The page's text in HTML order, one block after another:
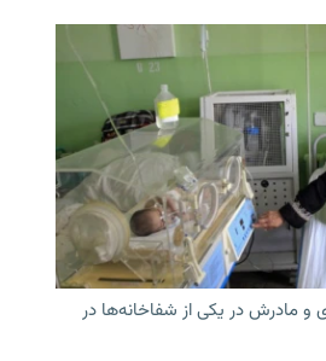
و مادرش در یکی از شفاخانه‌ها در